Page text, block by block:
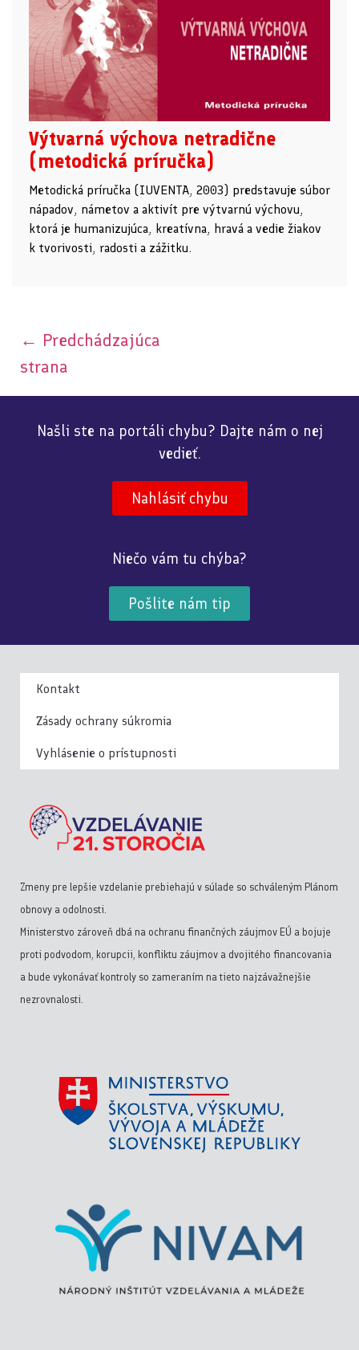
Výtvarná výchova netradične
(metodická príručka)
Metodická príručka (IUVENTA, 2003) predstavuje súbor
nápadov, námetov a aktivít pre výtvarnú výchovu,
ktorá je humanizujúca, kreatívna, hravá a vedie žiakov
k tvorivosti, radosti a zážitku.
← Predchádzajúca
strana
Našli ste na portáli chybu? Dajte nám o nej
vedieť.
Nahlásiť chybu
Niečo vám tu chýba?
Pošlite nám tip
Kontakt
Zásady ochrany súkromia
Vyhlásenie o prístupnosti
Zmeny pre lepšie vzdelanie prebiehajú v súlade so schváleným Plánom
obnovy a odolnosti.
Ministerstvo zároveň dbá na ochranu finančných záujmov EÚ a bojuje
proti podvodom, korupcii, konfliktu záujmov a dvojitého financovania
a bude vykonávať kontroly so zameraním na tieto najzávažnejšie
nezrovnalosti.